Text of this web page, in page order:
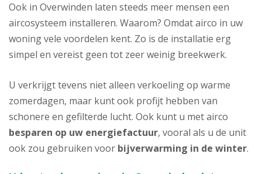
Ook in Overwinden laten steeds meer mensen een
aircosysteem installeren. Waarom? Omdat airco in uw
woning vele voordelen kent. Zo is de installatie erg
simpel en vereist geen tot zeer weinig breekwerk.
U verkrijgt tevens niet alleen verkoeling op warme
zomerdagen, maar kunt ook profijt hebben van
schonere en gefilterde lucht. Ook kunt u met airco
besparen op uw energiefactuur, vooral als u de unit
ook zou gebruiken voor bijverwarming in de winter.